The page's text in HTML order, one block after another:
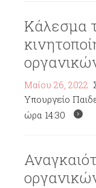
Κάλεσμα
Μαΐου 26, 2022
Υπουργείο
ώρα 14:30